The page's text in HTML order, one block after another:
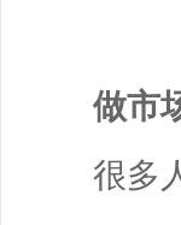
做市场
很多人